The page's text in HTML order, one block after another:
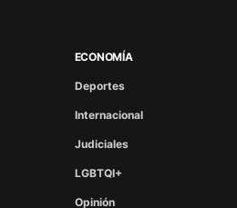
ECONOMÍA
Deportes
Internacional
Judiciales
LGBTQI+
Opinión